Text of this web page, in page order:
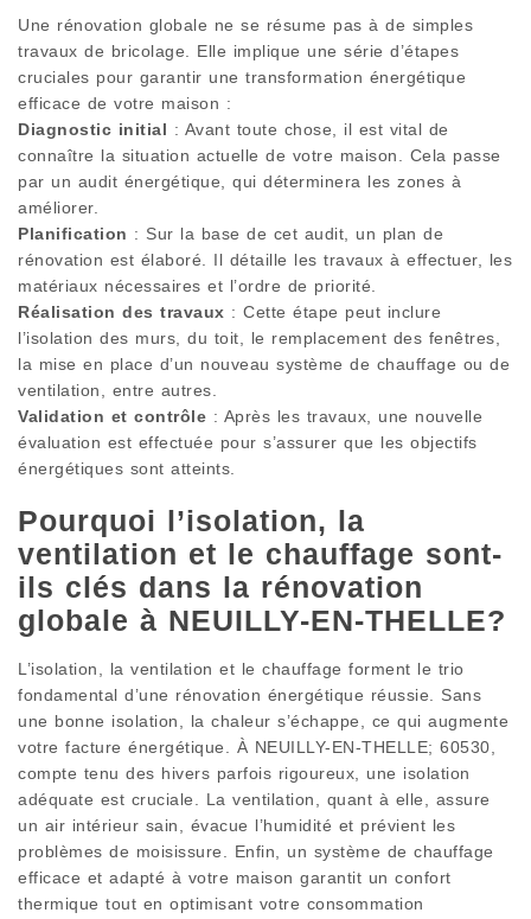
Une rénovation globale ne se résume pas à de simples
travaux de bricolage. Elle implique une série d’étapes
cruciales pour garantir une transformation énergétique
efficace de votre maison :
Diagnostic initial : Avant toute chose, il est vital de
connaître la situation actuelle de votre maison. Cela passe
par un audit énergétique, qui déterminera les zones à
améliorer.
Planification : Sur la base de cet audit, un plan de
rénovation est élaboré. Il détaille les travaux à effectuer, les
matériaux nécessaires et l’ordre de priorité.
Réalisation des travaux : Cette étape peut inclure
l’isolation des murs, du toit, le remplacement des fenêtres,
la mise en place d’un nouveau système de chauffage ou de
ventilation, entre autres.
Validation et contrôle : Après les travaux, une nouvelle
évaluation est effectuée pour s’assurer que les objectifs
énergétiques sont atteints.
Pourquoi l’isolation, la
ventilation et le chauffage sont-
ils clés dans la rénovation
globale à NEUILLY-EN-THELLE?
L’isolation, la ventilation et le chauffage forment le trio
fondamental d’une rénovation énergétique réussie. Sans
une bonne isolation, la chaleur s’échappe, ce qui augmente
votre facture énergétique. À NEUILLY-EN-THELLE; 60530,
compte tenu des hivers parfois rigoureux, une isolation
adéquate est cruciale. La ventilation, quant à elle, assure
un air intérieur sain, évacue l’humidité et prévient les
problèmes de moisissure. Enfin, un système de chauffage
efficace et adapté à votre maison garantit un confort
thermique tout en optimisant votre consommation